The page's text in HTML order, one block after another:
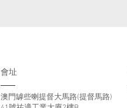
會址
澳門罅些喇提督大馬路(提督馬路)